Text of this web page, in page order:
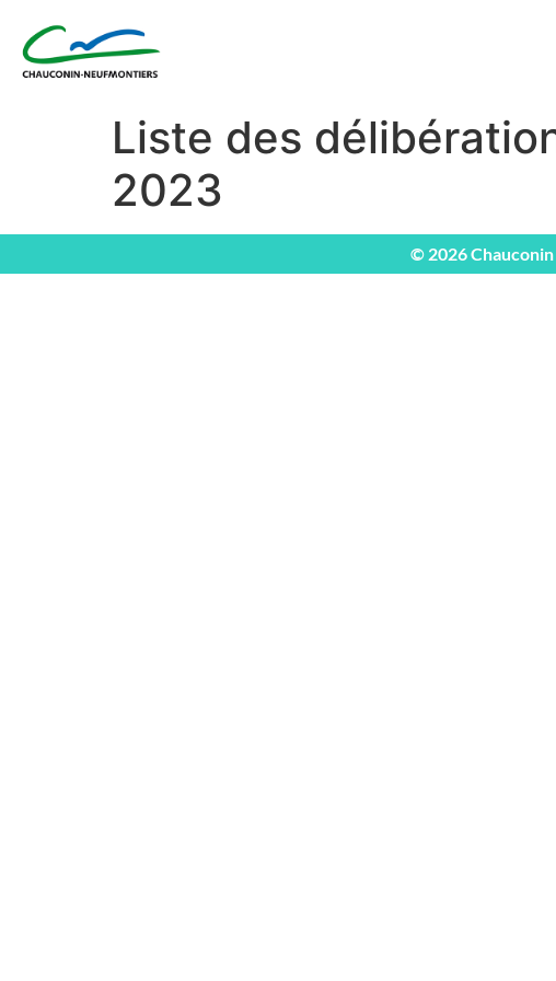
Liste des
2023
© 2026